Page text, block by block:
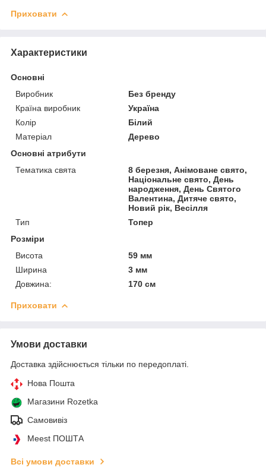
Приховати
Характеристики
Основні
Виробник
Без бренду
Країна виробник
Україна
Колір
Білий
Матеріал
Дерево
Основні атрибути
Тематика свята
8 березня, Анімоване свято,
Національне свято, День
народження, День Святого
Валентина, Дитяче свято,
Новий рік, Весілля
Тип
Топер
Розміри
Висота
59 мм
Ширина
3 мм
Довжина:
170 см
Приховати
Умови доставки
Доставка здійснюється тільки по передоплаті.
Нова Пошта
Магазини Rozetka
Самовивіз
Meest ПОШТА
Всі умови доставки